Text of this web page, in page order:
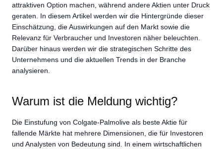
attraktiven Option machen, während andere Aktien unter Druck
geraten. In diesem Artikel werden wir die Hintergründe dieser
Einschätzung, die Auswirkungen auf den Markt sowie die
Relevanz für Verbraucher und Investoren näher beleuchten.
Darüber hinaus werden wir die strategischen Schritte des
Unternehmens und die aktuellen Trends in der Branche
analysieren.
Warum ist die Meldung wichtig?
Die Einstufung von Colgate-Palmolive als beste Aktie für
fallende Märkte hat mehrere Dimensionen, die für Investoren
und Analysten von Bedeutung sind. In einem wirtschaftlichen